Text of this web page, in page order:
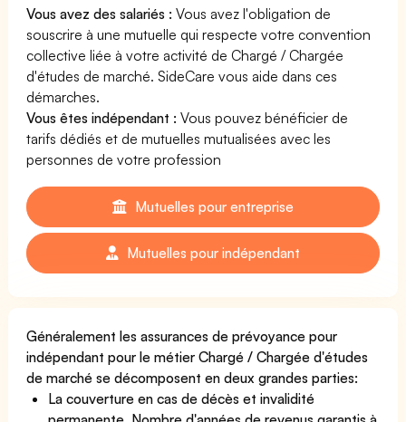
Vous avez des salariés : Vous avez l'obligation de
souscrire à une mutuelle qui respecte votre convention
collective liée à votre activité de Chargé / Chargée
d'études de marché. SideCare vous aide dans ces
démarches.
Vous êtes indépendant : Vous pouvez bénéficier de
tarifs dédiés et de mutuelles mutualisées avec les
personnes de votre profession
Mutuelles pour entreprise
Mutuelles pour indépendant
Généralement les assurances de prévoyance pour
indépendant pour le métier Chargé / Chargée d'études
de marché se décomposent en deux grandes parties:
La couverture en cas de décès et invalidité